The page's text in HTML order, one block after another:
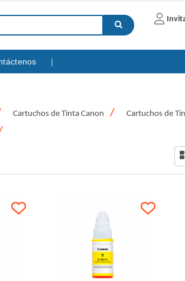
Cartuchos de Tinta Canon
Cartuchos de